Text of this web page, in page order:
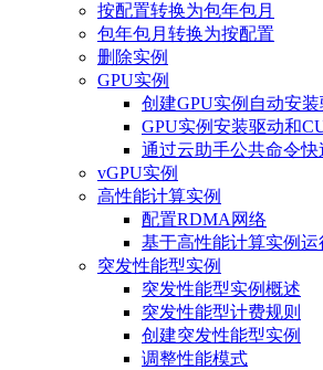
按配置转换为包年包月
包年包月转换为按配置
删除实例
GPU实例
创建GPU实例自动安
GPU实例安装驱动和
通过云助手公共命令
vGPU实例
高性能计算实例
配置RDMA网络
基于高性能计算实例
突发性能型实例
突发性能型实例概述
突发性能型计费规则
创建突发性能型实例
调整性能模式